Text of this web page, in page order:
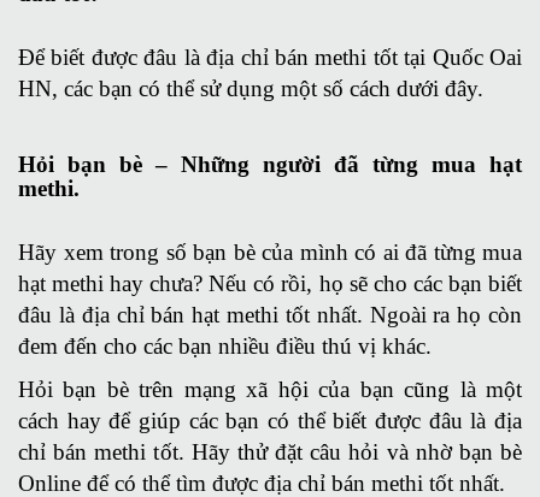
Để biết được đâu là địa chỉ bán methi tốt tại Quốc Oai
HN, các bạn có thể sử dụng một số cách dưới đây.
Hỏi bạn bè – Những người đã từng mua hạt
methi.
Hãy xem trong số bạn bè của mình có ai đã từng mua
hạt methi hay chưa? Nếu có rồi, họ sẽ cho các bạn biết
đâu là địa chỉ bán hạt methi tốt nhất. Ngoài ra họ còn
đem đến cho các bạn nhiều điều thú vị khác.
Hỏi bạn bè trên mạng xã hội của bạn cũng là một
cách hay để giúp các bạn có thể biết được đâu là địa
chỉ bán methi tốt. Hãy thử đặt câu hỏi và nhờ bạn bè
Online để có thể tìm được địa chỉ bán methi tốt nhất.